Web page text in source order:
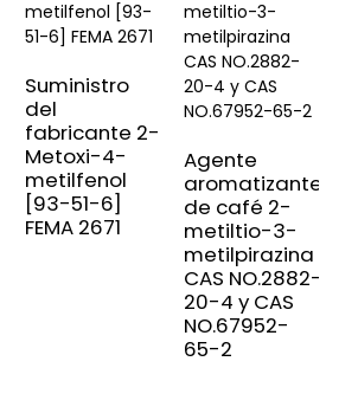
Suministro
del
fabricante 2-
Metoxi-4-
metilfenol
[93-51-6]
FEMA 2671
Agente
aromatizante
de café 2-
metiltio-3-
metilpirazina
CAS NO.2882-
20-4 y CAS
NO.67952-
65-2